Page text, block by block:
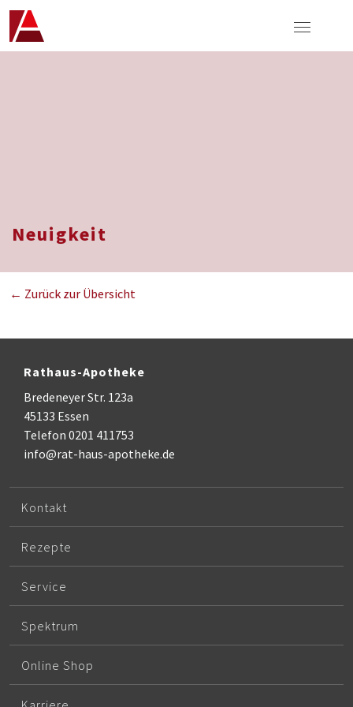
Neuigkeit
← Zurück zur Übersicht
Rathaus-Apotheke
Bredeneyer Str. 123a
45133 Essen
Telefon 0201 411753
info@rat-haus-apotheke.de
Kontakt
Rezepte
Service
Spektrum
Online Shop